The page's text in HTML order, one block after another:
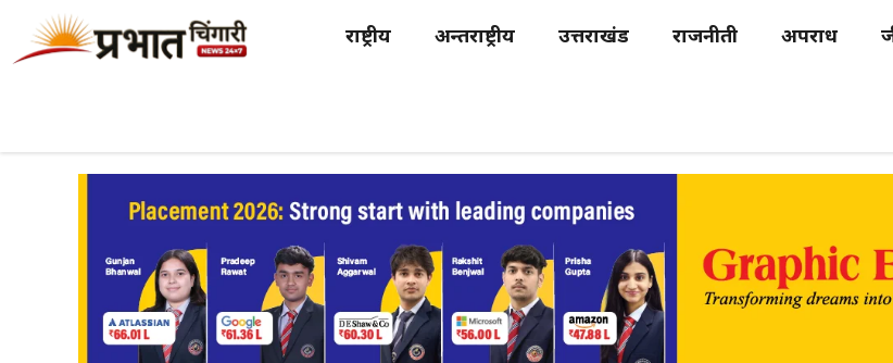
राष्ट्रीय अन्तर्राष्ट्रीय उत्तराखंड राजनीती अपराध